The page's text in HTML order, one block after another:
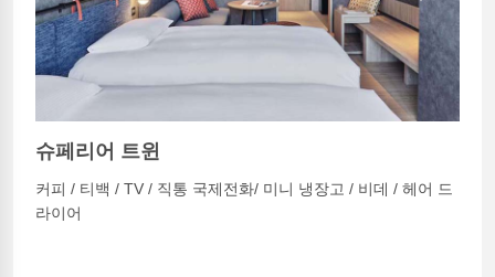
슈페리어 트윈
커피 / 티백 / TV / 직통 국제전화/ 미니 냉장고 / 비데 / 헤어 드
라이어